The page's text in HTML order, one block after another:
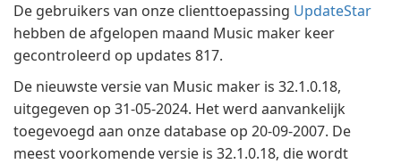
De gebruikers van onze clienttoepassing UpdateStar
hebben de afgelopen maand Music maker keer
gecontroleerd op updates 817.
De nieuwste versie van Music maker is 32.1.0.18,
uitgegeven op 31-05-2024. Het werd aanvankelijk
toegevoegd aan onze database op 20-09-2007. De
meest voorkomende versie is 32.1.0.18, die wordt